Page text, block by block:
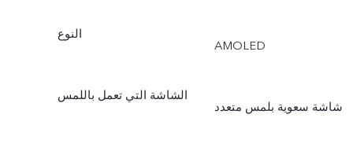
النوع
AMOLED
الشاشة التي تعمل باللمس
شاشة سعوية بلمس متعدد